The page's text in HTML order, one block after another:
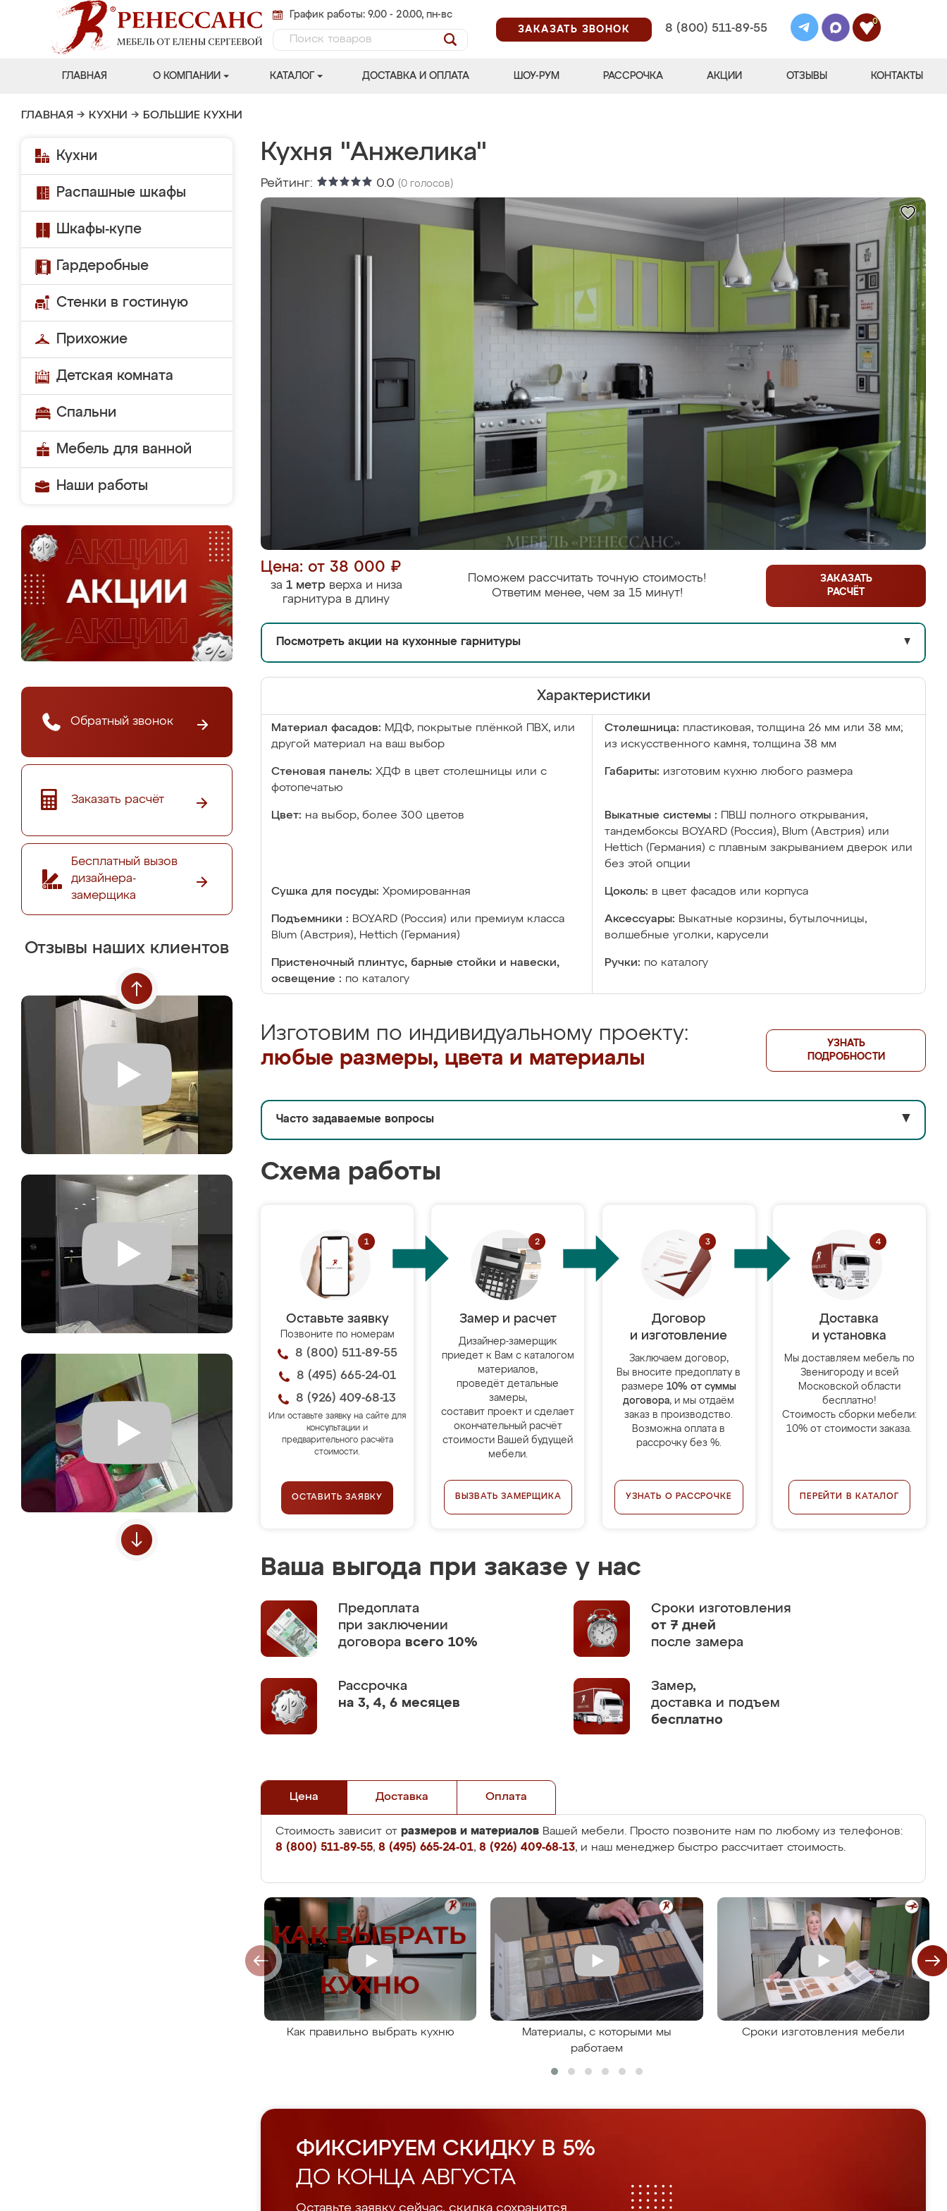
График работы: 9.00 - 20.00, пн-вс
ЗАКАЗАТЬ ЗВОНОК
8 (800) 511-89-55
0
ГЛАВНАЯ О КОМПАНИИ КАТАЛОГ ДОСТАВКА И ОПЛАТА ШОУ-РУМ РАССРОЧКА АКЦИИ ОТЗЫВЫ КОНТАКТЫ
ГЛАВНАЯ → КУХНИ → БОЛЬШИЕ КУХНИ
Кухни
Распашные шкафы
Шкафы-купе
Гардеробные
Стенки в гостиную
Прихожие
Детская комната
Спальни
Мебель для ванной
Наши работы
Обратный звонок
Заказать расчёт
Бесплатный вызов
дизайнера-
замерщика
Отзывы наших клиентов
Кухня "Анжелика"
Рейтинг: 0.0 (0 голосов)
Цена: от 38 000 ₽
за 1 метрверха и низа
гарнитура в длину
Поможем рассчитать точную стоимость!
Ответим менее, чем за 15 минут!
ЗАКАЗАТЬ
РАСЧЁТ
Посмотреть акции на кухонные гарнитуры ▼
Характеристики
Материал фасадов: МДФ, покрытые плёнкой ПВХ, или
другой материал на ваш выбор
Столешница: пластиковая, толщина 26 мм или 38 мм;
из искусственного камня, толщина 38 мм
Стеновая панель: ХДФ в цвет столешницы или с
фотопечатью
Габариты: изготовим кухню любого размера
Цвет: на выбор, более 300 цветов Выкатные системы :
ПВШ полного открывания,
тандембоксы BOYARD (Россия), Blum (Австрия) или
Hettich (Германия) с плавным закрыванием дверок или
без этой опции
Сушка для посуды: Хромированная Цоколь: в цвет фасадов или корпуса
Подъемники : BOYARD (Россия) или премиум класса
Blum (Австрия), Hettich (Германия)
Аксессуары: Выкатные корзины, бутылочницы,
волшебные уголки, карусели
Пристеночный плинтус, барные стойки и навески,
освещение : по каталогу
Ручки: по каталогу
Изготовим по индивидуальному проекту:
любые размеры, цвета и материалы
УЗНАТЬ
ПОДРОБНОСТИ
Часто задаваемые вопросы ▼
Схема работы
Оставьте заявку
Позвоните по номерам
8 (800) 511-89-55
8 (495) 665-24-01
8 (926) 409-68-13
Или оставьте заявку на сайте для
консультации и
предварительного расчёта
стоимости.
ОСТАВИТЬ ЗАЯВКУ
Замер и расчет
Дизайнер-замерщик
приедет к Вам с каталогом
материалов,
проведёт детальные
замеры,
составит проект и сделает
окончательный расчёт
стоимости Вашей будущей
мебели.
ВЫЗВАТЬ ЗАМЕРЩИКА
Договор
и изготовление
Заключаем договор,
Вы вносите предоплату в
размере 10% от суммы
договора, и мы отдаём
заказ в производство.
Возможна оплата в
рассрочку без %.
УЗНАТЬ О РАССРОЧКЕ
Доставка
и установка
Мы доставляем мебель по
Звенигороду и всей
Московской области
бесплатно!
Стоимость сборки мебели:
10% от стоимости заказа.
ПЕРЕЙТИ В КАТАЛОГ
Ваша выгода при заказе у нас
Предоплата
при заключении
договора всего 10%
Сроки изготовления
от 7 дней
после замера
Рассрочка
на 3, 4, 6 месяцев
Замер,
доставка и подъем
бесплатно
Цена Доставка Оплата
Стоимость зависит от размеров и материалов Вашей мебели. Просто позвоните нам по любому из телефонов:
8 (800) 511-89-55, 8 (495) 665-24-01, 8 (926) 409-68-13, и наш менеджер быстро рассчитает стоимость.
Как правильно выбрать кухню
Материалы, с которыми мы
работаем
Сроки изготовления мебели
ФИКСИРУЕМ СКИДКУ В 5%
ДО КОНЦА АВГУСТА
Оставьте заявку сейчас, скидка сохранится.